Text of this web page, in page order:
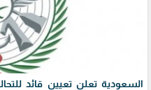
السعودية تعلن تعيين قائد